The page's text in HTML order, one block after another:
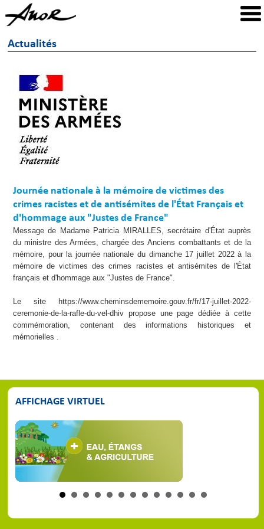
Actualités
Journée nationale à la mémoire de victimes des
crimes racistes et de antisémites de l'État Français et
d'hommage aux "Justes de France"
Message de Madame Patricia MIRALLES, secrétaire d'État auprès
du ministre des Armées, chargée des Anciens combattants et de la
mémoire, pour la journée nationale du dimanche 17 juillet 2022 à la
mémoire de victimes des crimes racistes et antisémites de l'État
français et d'hommage aux "Justes de France".
Le site https://www.cheminsdememoire.gouv.fr/fr/17-juillet-2022-
ceremonie-de-la-rafle-du-vel-dhiv propose une page dédiée à cette
commémoration, contenant des informations historiques et
mémorielles .
AFFICHAGE VIRTUEL